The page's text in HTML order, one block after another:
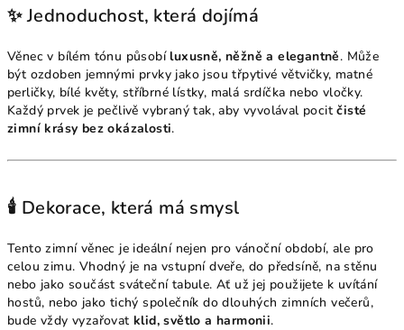
✨ Jednoduchost, která dojímá
Věnec v bílém tónu působí luxusně, něžně a elegantně. Může
být ozdoben jemnými prvky jako jsou třpytivé větvičky, matné
perličky, bílé květy, stříbrné lístky, malá srdíčka nebo vločky.
Každý prvek je pečlivě vybraný tak, aby vyvolával pocitčisté
zimní krásy bez okázalosti.
🕯️ Dekorace, která má smysl
Tento zimní věnec je ideální nejen pro vánoční období, ale pro
celou zimu. Vhodný je na vstupní dveře, do předsíně, na stěnu
nebo jako součást sváteční tabule. Ať už jej použijete k uvítání
hostů, nebo jako tichý společník do dlouhých zimních večerů,
bude vždy vyzařovat klid, světlo a harmonii.